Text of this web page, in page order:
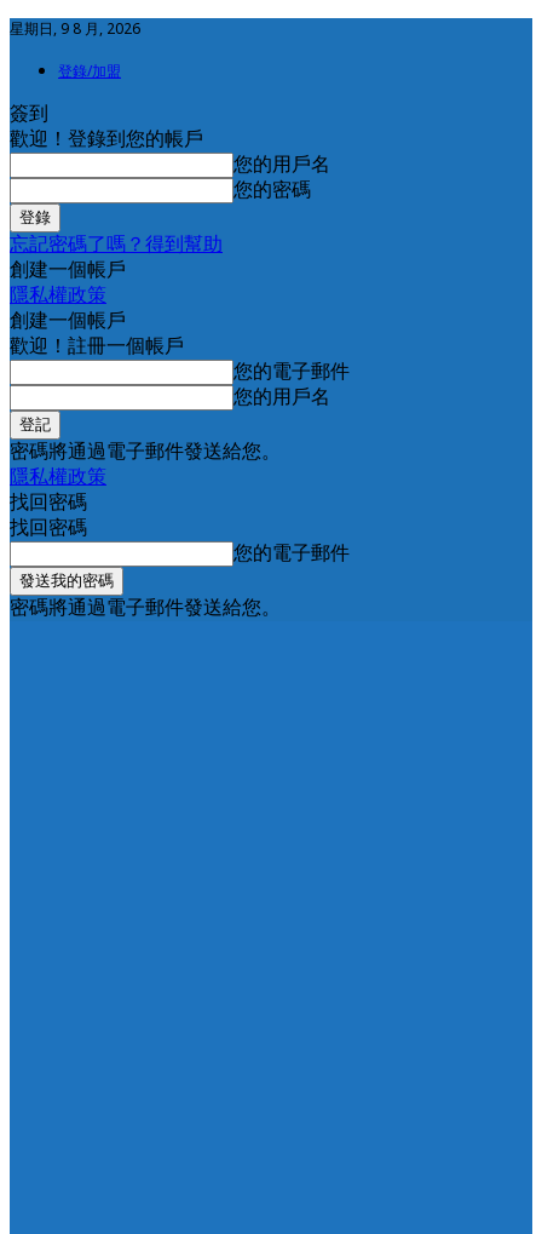
星期日, 9 8 月, 2026
登錄/加盟
簽到
歡迎！登錄到您的帳戶
您的用戶名
您的密碼
忘記密碼了嗎？得到幫助
創建一個帳戶
隱私權政策
創建一個帳戶
歡迎！註冊一個帳戶
您的電子郵件
您的用戶名
密碼將通過電子郵件發送給您。
隱私權政策
找回密碼
找回密碼
您的電子郵件
密碼將通過電子郵件發送給您。